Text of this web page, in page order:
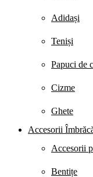
Adidași
Teniși
Papuci de
Cizme
Ghete
Accesorii
Accesorii
Bentițe